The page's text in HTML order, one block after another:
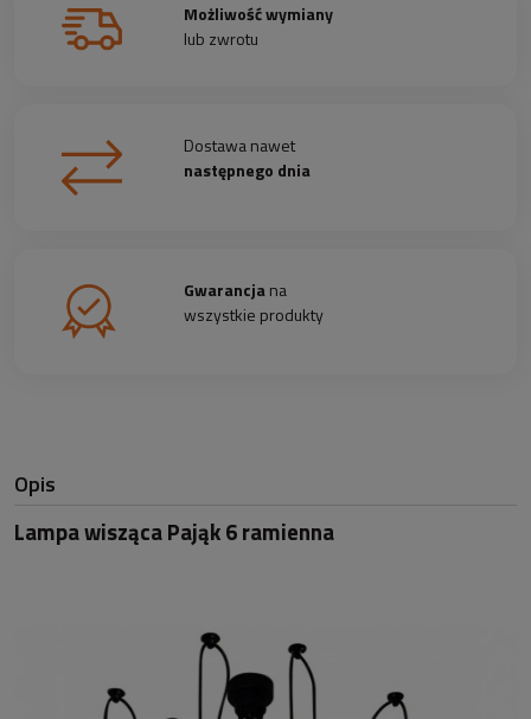
Możliwość wymiany
lub zwrotu
Dostawa nawet
następnego dnia
Gwarancjana
wszystkie produkty
Opis
Lampa wisząca Pająk 6 ramienna